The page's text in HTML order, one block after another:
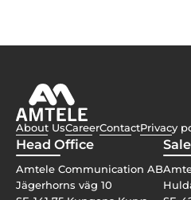
About UsCareerContactPrivacy
Head Office
Amtele Communication AB
Jägerhorns väg 10